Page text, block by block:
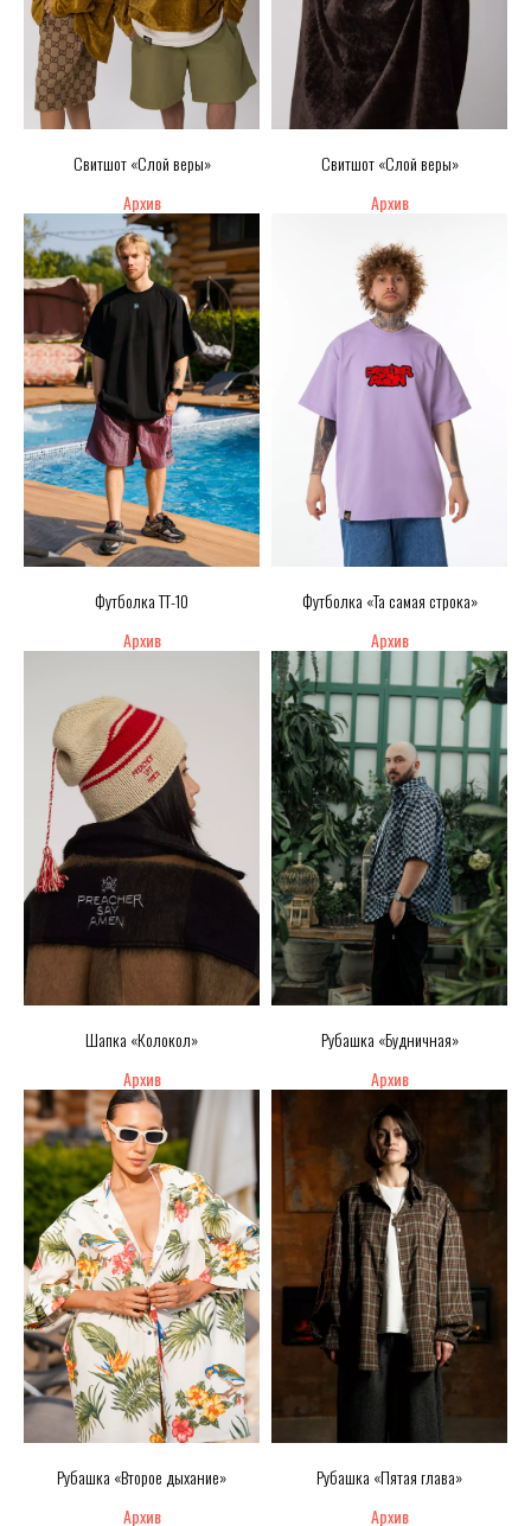
Свитшот «Слой веры» Свитшот «Слой веры»
Футболка TT-10 Футболка «Та самая строка»
Шапка «Колокол» Рубашка «Будничная»
Рубашка «Второе дыхание» Рубашка «Пятая глава»